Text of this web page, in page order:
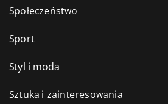
Społeczeństwo
Sport
Styl i moda
Sztuka i zainteresowania